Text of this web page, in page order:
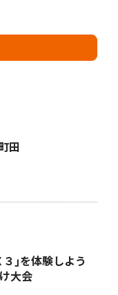
田
｣を体験しよう
大会